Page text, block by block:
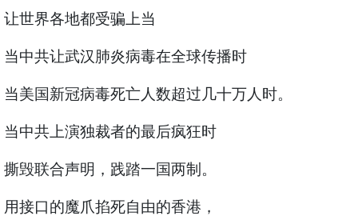
让世界各地都受骗上当
当中共让武汉肺炎病毒在全球传播时
当美国新冠病毒死亡人数超过几十万人时。
当中共上演独裁者的最后疯狂时
撕毁联合声明，践踏一国两制。
用接口的魔爪掐死自由的香港，